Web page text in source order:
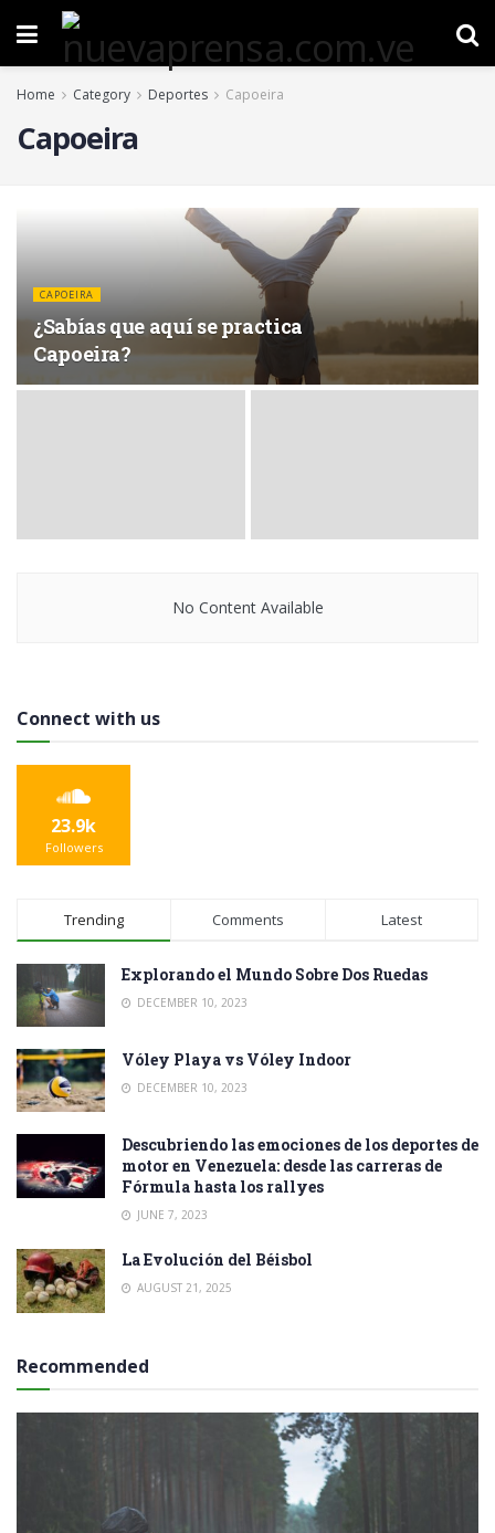
Home Category Deportes Capoeira
Capoeira
CAPOEIRA
¿Sabías que aquí se practica
Capoeira?
No Content Available
Connect with us
23.9k
Followers
Trending Comments Latest
Explorando el Mundo Sobre Dos Ruedas
DECEMBER 10, 2023
Vóley Playa vs Vóley Indoor
DECEMBER 10, 2023
Descubriendo las emociones de los deportes de
motor en Venezuela: desde las carreras de
Fórmula hasta los rallyes
JUNE 7, 2023
La Evolución del Béisbol
AUGUST 21, 2025
Recommended